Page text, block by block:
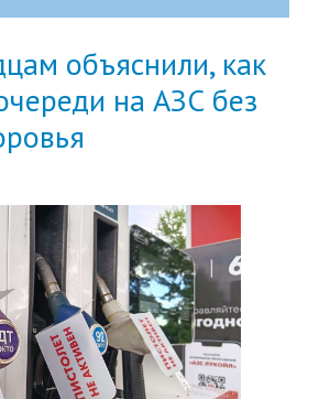
объяснили, как
на АЗС без